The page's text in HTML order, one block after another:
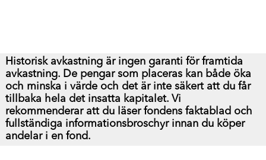
Historisk avkastning är ingen garanti för framtida
avkastning. De pengar som placeras kan både öka
och minska i värde och det är inte säkert att du får
tillbaka hela det insatta kapitalet. Vi
rekommenderar att du läser fondens faktablad och
fullständiga informationsbroschyr innan du köper
andelar i en fond.